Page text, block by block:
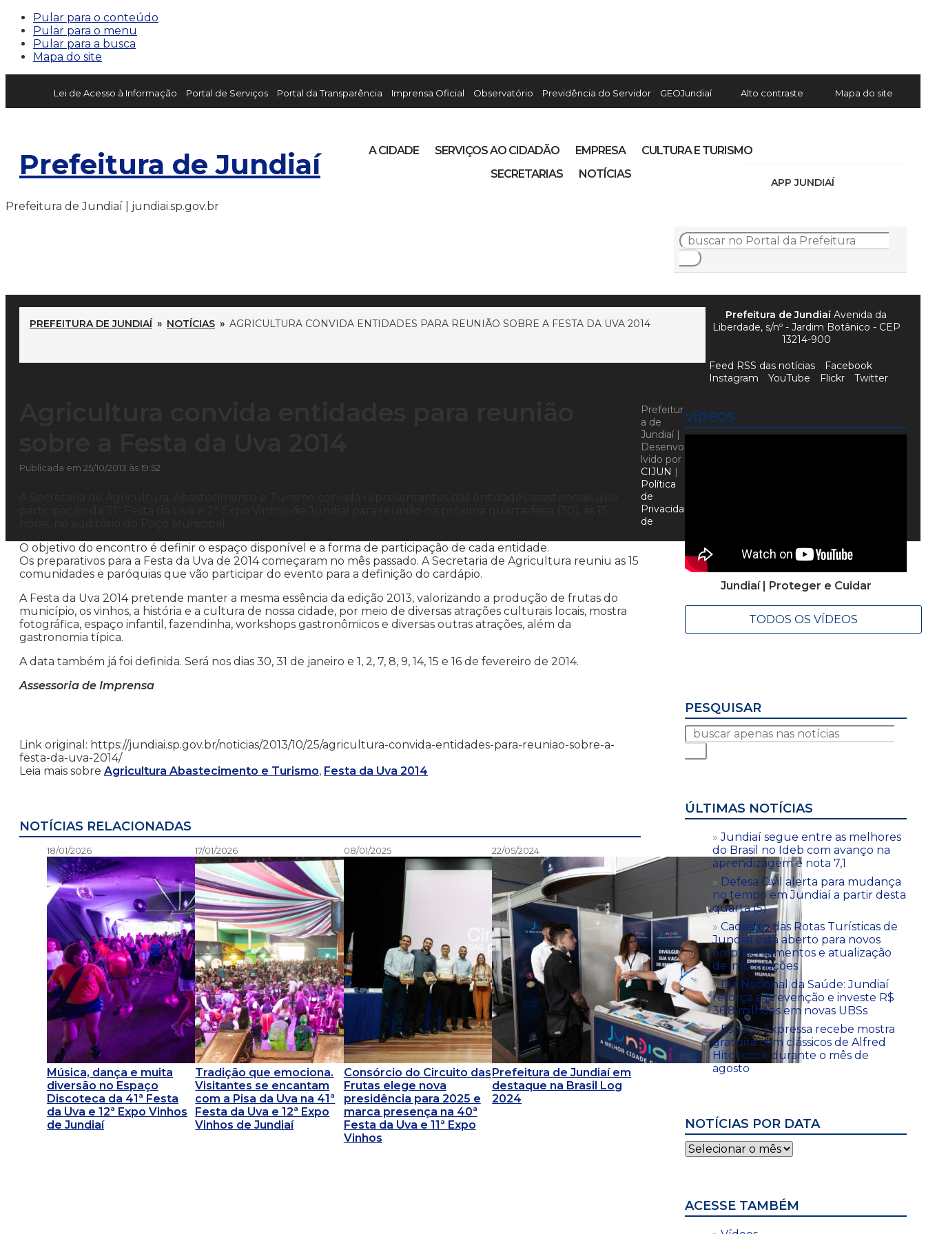
Pular para o conteúdo
Pular para o menu
Pular para a busca
Mapa do site
Lei de Acesso à Informação Portal de Serviços Portal da Transparência Imprensa Oficial Observatório Previdência do Servidor GEOJundiaí Alto contraste Mapa do site
Prefeitura de Jundiaí
APP JUNDIAÍ
A CIDADE SERVIÇOS AO CIDADÃO EMPRESA
CULTURA E TURISMO
SECRETARIAS
NOTÍCIAS
Prefeitura de Jundiaí | jundiai.sp.gov.br
PREFEITURA DE JUNDIAÍ » NOTÍCIAS » AGRICULTURA CONVIDA ENTIDADES PARA REUNIÃO SOBRE A FESTA DA UVA 2014
Publicada em 25/10/2013 às 19:52
O objetivo do encontro é definir o espaço disponível e a forma de participação de cada entidade.
Os preparativos para a Festa da Uva de 2014 começaram no mês passado. A Secretaria de Agricultura reuniu as 15
comunidades e paróquias que vão participar do evento para a definição do cardápio.
A Festa da Uva 2014 pretende manter a mesma essência da edição 2013, valorizando a produção de frutas do
município, os vinhos, a história e a cultura de nossa cidade, por meio de diversas atrações culturais locais, mostra
fotográfica, espaço infantil, fazendinha, workshops gastronômicos e diversas outras atrações, além da
gastronomia típica.
A data também já foi definida. Será nos dias 30, 31 de janeiro e 1, 2, 7, 8, 9, 14, 15 e 16 de fevereiro de 2014.
Assessoria de Imprensa
Link original: https://jundiai.sp.gov.br/noticias/2013/10/25/agricultura-convida-entidades-para-reuniao-sobre-a-
festa-da-uva-2014/
Leia mais sobre Agricultura Abastecimento e Turismo, Festa da Uva 2014
NOTÍCIAS RELACIONADAS
18/01/2026
Música, dança e muita
diversão no Espaço
Discoteca da 41ª Festa
da Uva e 12ª Expo Vinhos
de Jundiaí
17/01/2026
Tradição que emociona.
Visitantes se encantam
com a Pisa da Uva na 41ª
Festa da Uva e 12ª Expo
Vinhos de Jundiaí
08/01/2025
Consórcio do Circuito das
Frutas elege nova
presidência para 2025 e
marca presença na 40ª
Festa da Uva e 11ª Expo
Vinhos
22/05/2024
Prefeitura de Jundiaí em
destaque na Brasil Log
2024
VÍDEOS
Jundiaí | Proteger e Cuidar
TODOS OS VÍDEOS
PESQUISAR
ÚLTIMAS NOTÍCIAS
Jundiaí segue entre as melhores
do Brasil no Ideb com avanço na
aprendizagem e nota 7,1
Defesa Civil alerta para mudança
no tempo em Jundiaí a partir desta
quarta (5)
Cadastro das Rotas Turísticas de
Jundiaí está aberto para novos
empreendimentos e atualização
de informações
Dia Nacional da Saúde: Jundiaí
reforça a prevenção e investe R$
36,8 milhões em novas UBSs
Espaço Expressa recebe mostra
gratuita com clássicos de Alfred
Hitchcock durante o mês de
agosto
NOTÍCIAS POR DATA
Notícias
por
ACESSE TAMBÉM
Prefeitura de JundiaíAvenida da
Liberdade, s/nº - Jardim Botânico - CEP
13214-900
Feed RSS das notícias
Facebook
Instagram
YouTube Flickr Twitter
Prefeitur
a de
Jundiaí |
Desenvo
lvido por
CIJUN |
Política
de
Privacida
de